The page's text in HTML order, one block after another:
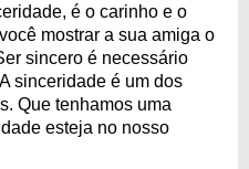
é o carinho e o
mostrar a sua amiga o
sincero é necessário
sinceridade é um dos
Que tenhamos uma
esteja no nosso